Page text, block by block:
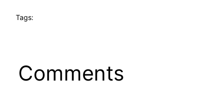
Tags:
Comments